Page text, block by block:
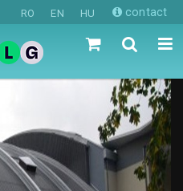
RO EN HU contact